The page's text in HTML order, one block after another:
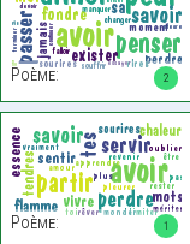
2
Poème:
1
Poème: